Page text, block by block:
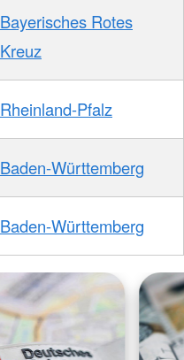
Bayerisches Rotes
Kreuz
Rheinland-Pfalz
Baden-Württemberg
Baden-Württemberg